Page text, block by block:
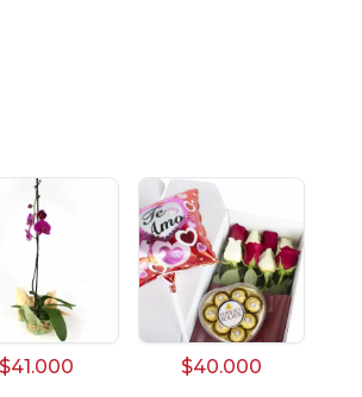
$41.000 $40.000